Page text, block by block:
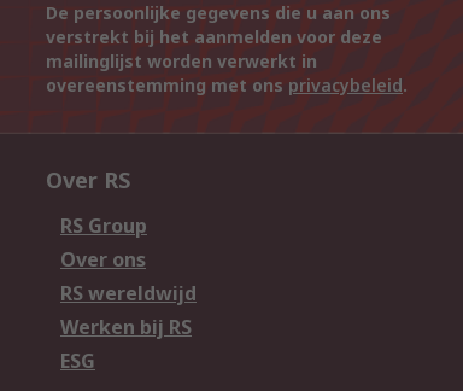
De persoonlijke gegevens die u aan ons
verstrekt bij het aanmelden voor deze
mailinglijst worden verwerkt in
overeenstemming met ons privacybeleid.
Over RS
RS Group
Over ons
RS wereldwijd
Werken bij RS
ESG